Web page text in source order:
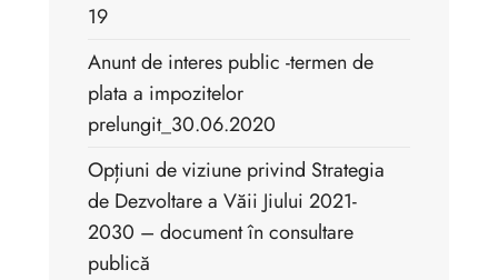
19
Anunt de interes public -termen de
plata a impozitelor
prelungit_30.06.2020
Opțiuni de viziune privind Strategia
de Dezvoltare a Văii Jiului 2021-
2030 – document în consultare
publică